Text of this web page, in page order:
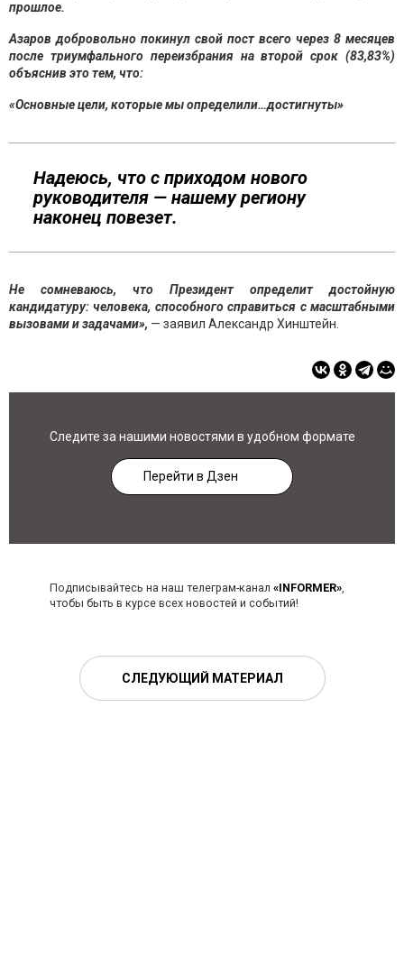
прошлое.
Азаров добровольно покинул свой пост всего через 8 месяцев
после триумфального переизбрания на второй срок (83,83%)
объяснив это тем, что:
«Основные цели, которые мы определили…достигнуты»
Надеюсь, что с приходом нового
руководителя — нашему региону
наконец повезет.
Не сомневаюсь, что Президент определит достойную
кандидатуру: человека, способного справиться с масштабными
вызовами и задачами», — заявил Александр Хинштейн.
Следите за нашими новостями в удобном формате
Перейти в Дзен
Подписывайтесь на наш телеграм-канал «INFORMER»,
чтобы быть в курсе всех новостей и событий!
СЛЕДУЮЩИЙ МАТЕРИАЛ